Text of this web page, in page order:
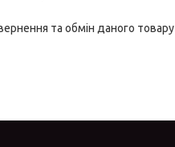
та обмін даного товару